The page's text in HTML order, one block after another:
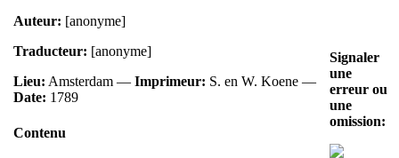
Auteur: [anonyme]
Traducteur: [anonyme]
Lieu: Amsterdam — Imprimeur: S. en W. Koene —
Date: 1789
Contenu
Signaler
une
erreur ou
une
omission: